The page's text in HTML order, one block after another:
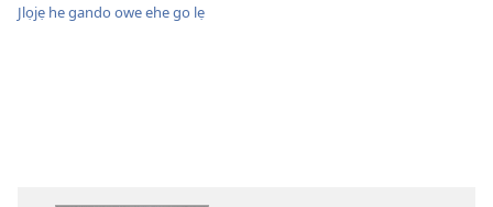
Jlọjẹ he gando owe ehe go lẹ